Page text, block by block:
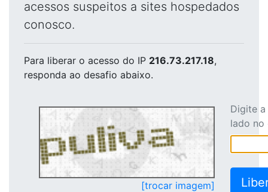
acessos suspeitos a sites hospedados
conosco.
Para liberar o acesso do IP 216.73.217.18,
responda ao desafio abaixo.
[trocar imagem]
Digite
lado no